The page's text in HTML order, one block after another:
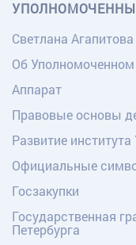
Светлана Агапитова
Об Уполномоченном
Аппарат
Правовые основы
Развитие
Официальные
Госзакупки
Государственная
Петербурга